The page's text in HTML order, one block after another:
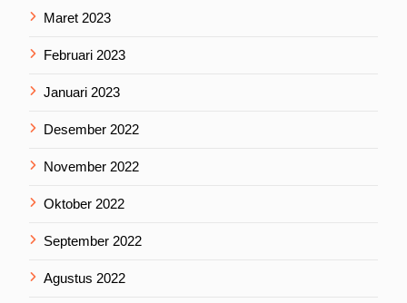
Maret 2023
Februari 2023
Januari 2023
Desember 2022
November 2022
Oktober 2022
September 2022
Agustus 2022